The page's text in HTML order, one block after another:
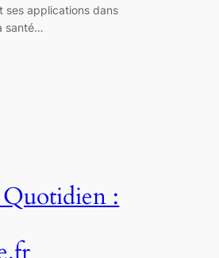
ses applications dans
santé…
Quotidien :